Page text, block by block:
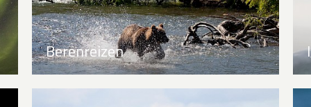
Berenreizen